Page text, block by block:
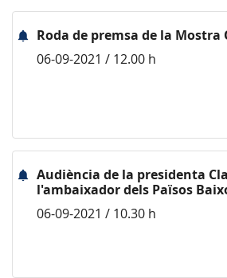
Roda de premsa de la Mostra
06-09-2021 / 12.00 h
Audiència de la presidenta
l'ambaixador dels Països
06-09-2021 / 10.30 h